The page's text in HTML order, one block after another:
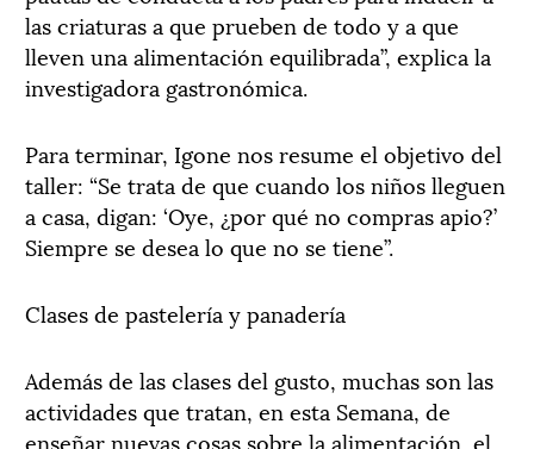
las criaturas a que prueben de todo y a que
lleven una alimentación equilibrada”, explica la
investigadora gastronómica.
Para terminar, Igone nos resume el objetivo del
taller: “Se trata de que cuando los niños lleguen
a casa, digan: ‘Oye, ¿por qué no compras apio?’
Siempre se desea lo que no se tiene”.
Clases de pastelería y panadería
Además de las clases del gusto, muchas son las
actividades que tratan, en esta Semana, de
enseñar nuevas cosas sobre la alimentación, el